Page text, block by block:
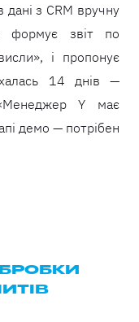
з CRM вручну
формує звіт по
і пропонує
14 днів —
Y має
демо — потрібен